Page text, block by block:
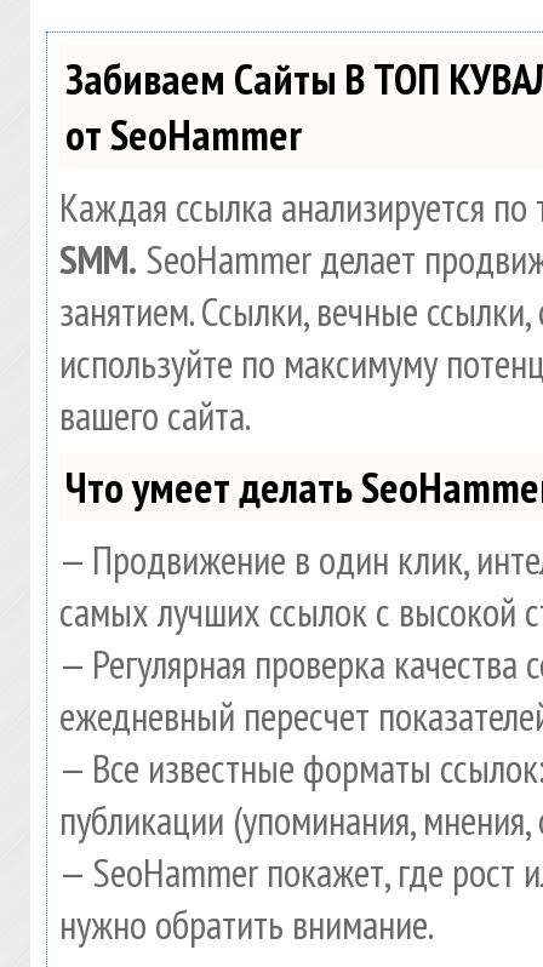
Забиваем Сайты В ТОП
от SeoHammer
Каждая ссылка анализируется
SMM. SeoHammer делает
занятием. Ссылки, вечные
используйте по максимуму
вашего сайта.
Что умеет делать
— Продвижение в один клик,
самых лучших ссылок с высокой
— Регулярная проверка
ежедневный пересчет
— Все известные форматы
публикации (упоминания,
— SeoHammer покажет, где рост
нужно обратить внимание.